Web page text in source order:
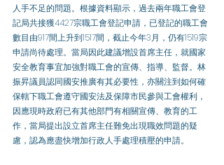
人手不足的問題。根據資料顯示，過去兩年職工會登
記局共接獲4427宗職工會登記申請，已登記的職工會
數目由917間上升到1517間，截止今年3月，仍有1519宗
申請尚待處理。當局因此建議增設首席主任，就國家
安全教育事宜加強對職工會的宣傳、指導、監督。林
振昇議員認同國安推廣有其必要性，亦關注到如何確
保轄下職工會遵守國安法及保障市民參與工會權利，
因應現時政府已有其他部門有相關宣傳、教育的工
作，當局提出設立首席主任難免出現職效問題的疑
慮，認為應盡快增加行政人手處理積壓的申請。